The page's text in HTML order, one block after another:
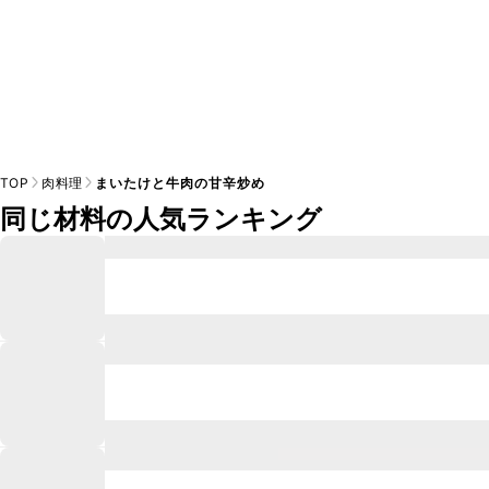
TOP 肉料理 まいたけと牛肉の甘辛炒め
同じ材料の人気ランキング